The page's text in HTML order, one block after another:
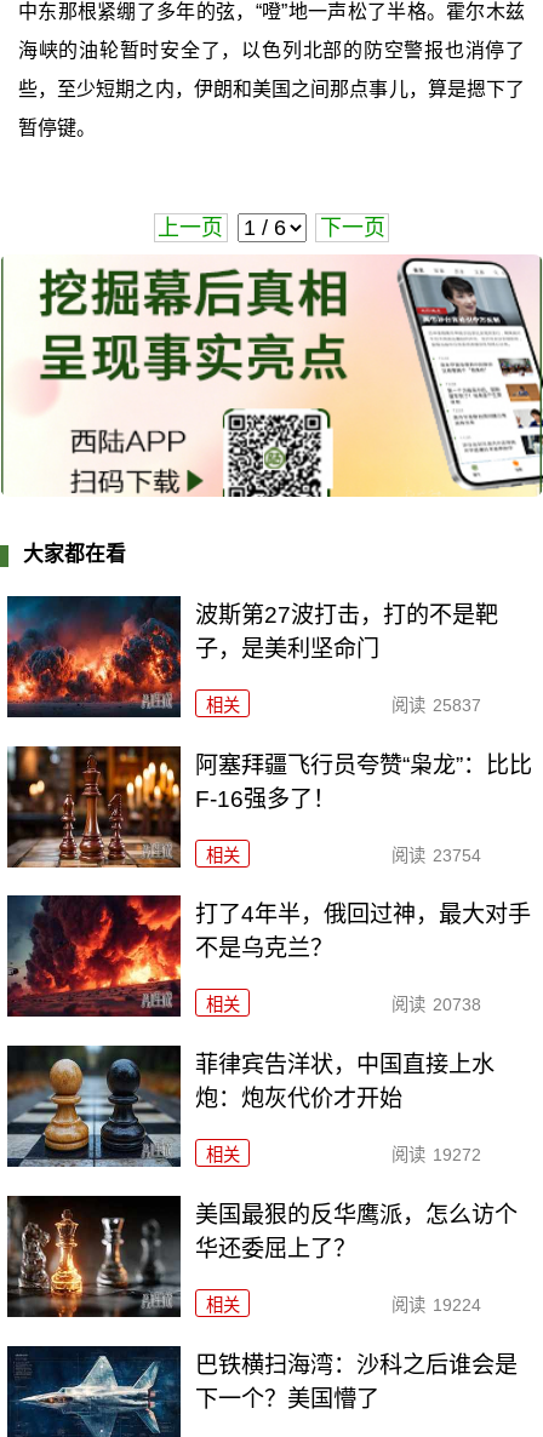
中东那根紧绷了多年的弦，“噔”地一声松了半格。霍尔木兹
海峡的油轮暂时安全了，以色列北部的防空警报也消停了
些，至少短期之内，伊朗和美国之间那点事儿，算是摁下了
暂停键。
上一页 下一页
大家都在看
波斯第27波打击，打的不是靶
子，是美利坚命门
相关 阅读 25837
阿塞拜疆飞行员夸赞“枭龙”：比比
F-16强多了！
相关 阅读 23754
打了4年半，俄回过神，最大对手
不是乌克兰？
相关 阅读 20738
菲律宾告洋状，中国直接上水
炮：炮灰代价才开始
相关 阅读 19272
美国最狠的反华鹰派，怎么访个
华还委屈上了？
相关 阅读 19224
巴铁横扫海湾：沙科之后谁会是
下一个？美国懵了